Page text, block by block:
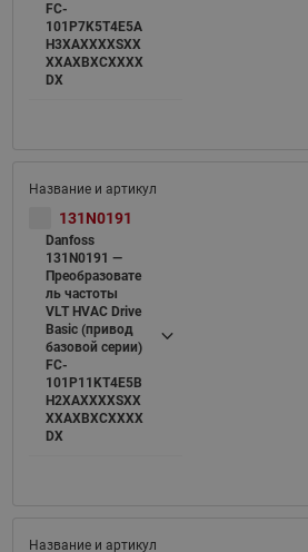
FC-
101P7K5T4E5A
H3XAXXXXSXX
XXAXBXCXXXX
DX
131N0191
Danfoss
131N0191 —
Преобразовате
ль частоты
VLT HVAC Drive
Basic (привод
базовой серии)
FC-
101P11KT4E5B
H2XAXXXXSXX
XXAXBXCXXXX
DX